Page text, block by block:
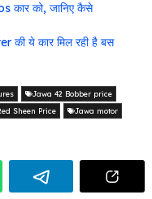
कार को, जानिए कैसे
की ये कार मिल रही है बस
Jawa 42 Bobber price
Sheen Price
Jawa motor